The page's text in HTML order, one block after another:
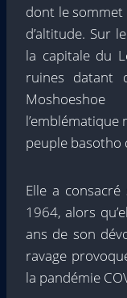
dont le sommet
d’altitude. Sur
la capitale du
ruines datant
peuple basotho
Elle a
1964, alors
ans de son
ravage
la pandémie